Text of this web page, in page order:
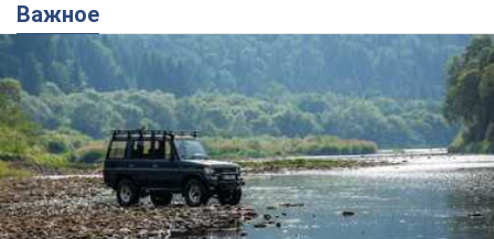
Значительные штрафы и специальные
полигоны: как проблему джипинга решают за
границей
Украине не помешает взять пример со стран Европы
8.08.2026 05:10 2,5 т.
В Прикарпатье после аномальной
жары прошел сильный ливень: